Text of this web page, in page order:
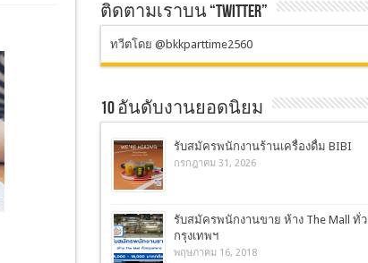
ติดตามเราบน “TWITTER”
ทวีตโดย @bkkparttime2560
10 อันดับงานยอดนิยม
รับสมัครพนักงานร้านเครื่องดื่ม BIBI
กรกฎาคม 31, 2026
รับสมัครพนักงานขาย ห้าง The Mall ทั่ว
กรุงเทพฯ
พฤษภาคม 16, 2018